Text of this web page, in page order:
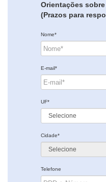
Orientações
(Prazos para
Nome*
E-mail*
UF*
Cidade*
Telefone